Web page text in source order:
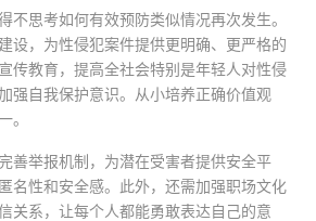
不思考如何有效预防类似情况再次发生。
设，为性侵犯案件提供更明确、更严格的
传教育，提高全社会特别是年轻人对性侵
强自我保护意识。从小培养正确价值观
。
善举报机制，为潜在受害者提供安全平
名性和安全感。此外，还需加强职场文化
关系，让每个人都能勇敢表达自己的意